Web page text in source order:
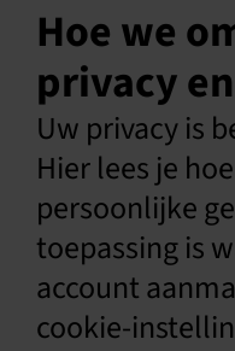
Hoe we
privacy
Uw privacy is
Hier lees je
persoonlijke
toepassing is
account
cookie-